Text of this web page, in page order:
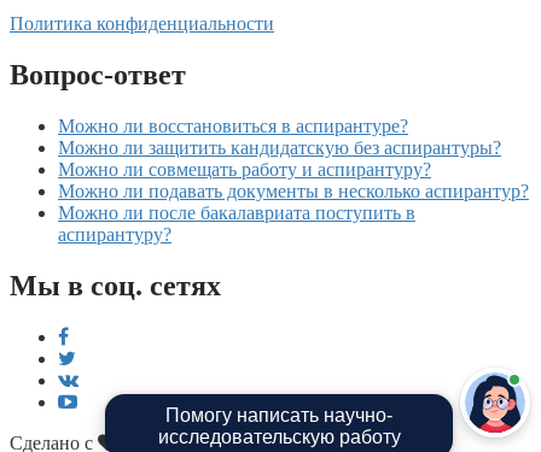
Помогу написать научно-
исследовательскую работу
Политика конфиденциальности
Вопрос-ответ
Можно ли восстановиться в аспирантуре?
Можно ли защитить кандидатскую без аспирантуры?
Можно ли совмещать работу и аспирантуру?
Можно ли подавать документы в несколько аспирантур?
Можно ли после бакалавриата поступить в
аспирантуру?
Мы в соц. сетях
Сделано с